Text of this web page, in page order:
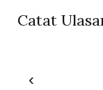
Catat
‹